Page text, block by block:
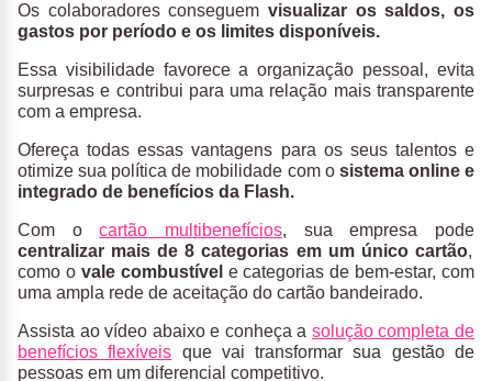
Os colaboradores conseguem visualizar os saldos, os
gastos por período e os limites disponíveis.
Essa visibilidade favorece a organização pessoal, evita
surpresas e contribui para uma relação mais transparente
com a empresa.
Ofereça todas essas vantagens para os seus talentos e
otimize sua política de mobilidade com o sistema online e
integrado de benefícios da Flash.
Com ocartão multibenefícios, sua empresa pode
centralizar mais de 8 categorias em um único cartão,
como o vale combustível e categorias de bem-estar, com
uma ampla rede de aceitação do cartão bandeirado.
Assista ao vídeo abaixo e conheça a solução completa de
benefícios flexíveis que vai transformar sua gestão de
pessoas em um diferencial competitivo.